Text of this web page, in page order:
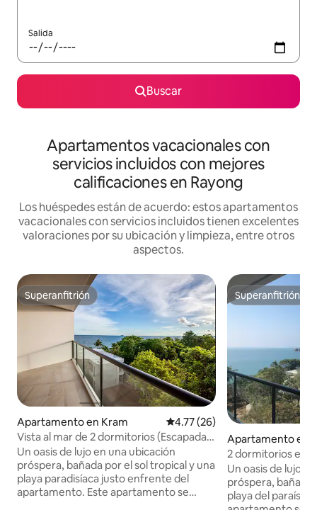
Salida
Buscar
Apartamentos vacacionales con
servicios incluidos con mejores
calificaciones en Rayong
Los huéspedes están de acuerdo: estos apartamentos
vacacionales con servicios incluidos tienen excelentes
valoraciones por su ubicación y limpieza, entre otros
aspectos.
Superanfitrión
Superanfitrión
Apartamento en Kram Calificación promedio: 4.77 de
4.77 (26)
Vista al mar de 2 dormitorios (Escapada
154)
Un oasis de lujo en una ubicación
próspera, bañada por el sol tropical y una
playa paradisíaca justo enfrente del
apartamento. Este apartamento se
Superanfitrión
Superanfitrión
Apartamento en
2 dormitorios en
(Escape176) con
Un oasis de lujo
próspera, bañado
playa del paraíso